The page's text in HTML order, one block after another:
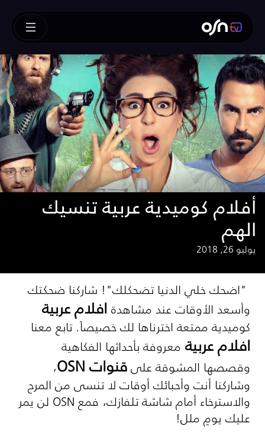
أفلام كوميدية عربية تنسيك
الهم
يوليو 26, 2018
"اضحك خلي الدنيا تضحكلك"! شاركنا ضحكتك
وأسعد الأوقات عند مشاهدة افلام عربية
كوميدية ممتعة اخترناها لك خصيصاً. تابع معنا
افلام عربية معروفة بأحداثها الفكاهية
وقصصها المشوقة علىقنواتOSN،
وشاركنا أنت وأحبائك أوقات لا تنسى من المرح
والاسترخاء أمام شاشة تلفازك، فمع OSN لن يمر
عليك يومٍ ملل!